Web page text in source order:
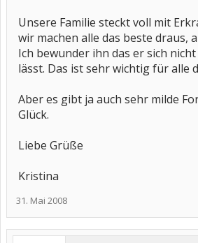
Unsere Familie steckt voll mit
wir machen alle das beste draus,
Ich bewunder ihn das er sich
lässt. Das ist sehr wichtig für alle
Aber es gibt ja auch sehr milde
Glück.
Liebe Grüße
Kristina
31. Mai 2008